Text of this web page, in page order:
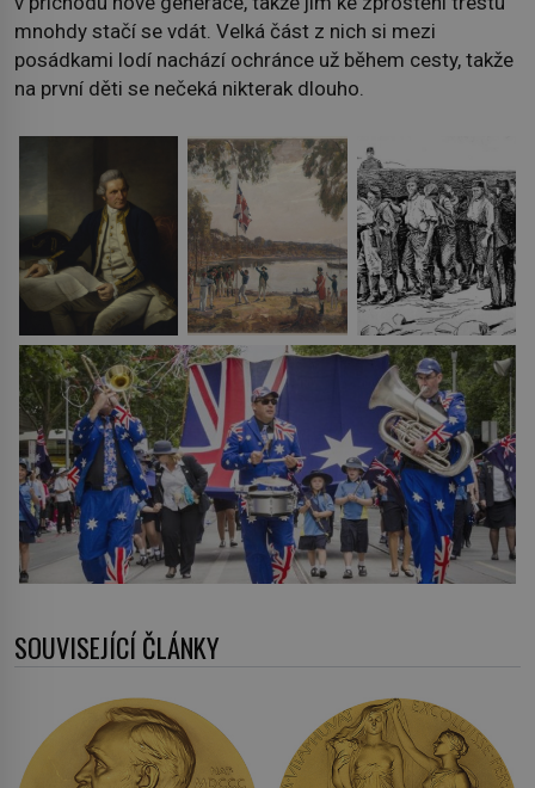
mnohdy stačí se vdát. Velká část z nich si mezi
posádkami lodí nachází ochránce už během cesty, takže
na první děti se nečeká nikterak dlouho.
SOUVISEJÍCÍ ČLÁNKY